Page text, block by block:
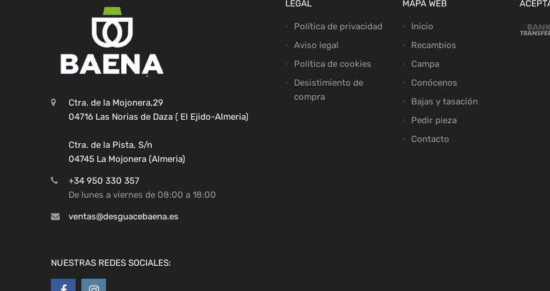
Ctra. de la Mojonera,29
04716 Las Norias de Daza ( El Ejido-Almeria)
Ctra. de la Pista, S/n
04745 La Mojonera (Almeria)
+34 950 330 357
De lunes a viernes de 08:00 a 18:00
ventas@desguacebaena.es
NUESTRAS REDES SOCIALES:
LEGAL
Política de privacidad
Aviso legal
Política de cookies
Desistimiento de
compra
MAPA WEB
Inicio
Recambios
Campa
Conócenos
Bajas y tasación
Pedir pieza
Contacto